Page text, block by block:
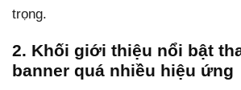
trọng.
2. Khối giới thiệu nổi bật
banner quá nhiều hiệu ứng